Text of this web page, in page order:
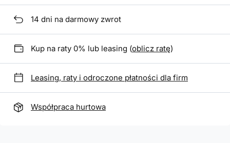
14 dni na darmowy zwrot
Kup na raty 0% lub leasing (oblicz ratę)
Leasing, raty i odroczone płatności dla firm
Współpraca hurtowa